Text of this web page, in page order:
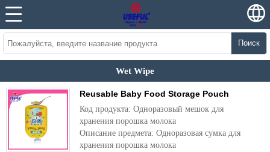
Поиск
Wet Wipe
Reusable Baby Food Storage Pouch
Код продукта: Одноразовый мешок для
хранения порошка молока
Описание предмета: Одноразовая сумка для
хранения порошка молока